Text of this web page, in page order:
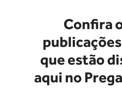
Confira
que estão
aqui no